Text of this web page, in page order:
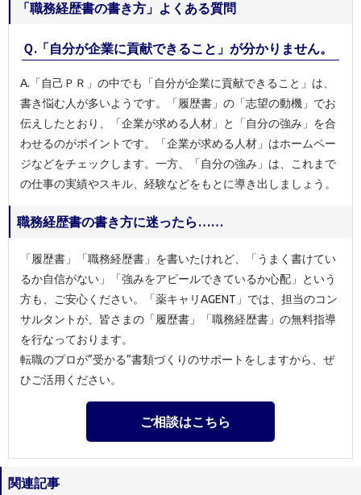
「職務経歴書の書き方」よくある質問
Ｑ.「自分が企業に貢献できること」が分かりません。
A.「自己ＰＲ」の中でも「自分が企業に貢献できること」は、
書き悩む人が多いようです。「履歴書」の「志望の動機」でお
伝えしたとおり、「企業が求める人材」と「自分の強み」を合
わせるのがポイントです。「企業が求める人材」はホームペー
ジなどをチェックします。一方、「自分の強み」は、これまで
の仕事の実績やスキル、経験などをもとに導き出しましょう。
職務経歴書の書き方に迷ったら……
「履歴書」「職務経歴書」を書いたけれど、「うまく書けてい
るか自信がない」「強みをアピールできているか心配」という
方も、ご安心ください。「薬キャリAGENT」では、担当のコン
サルタントが、皆さまの「履歴書」「職務経歴書」の無料指導
を行なっております。
転職のプロが”受かる”書類づくりのサポートをしますから、ぜ
ひご活用ください。
ご相談はこちら
関連記事